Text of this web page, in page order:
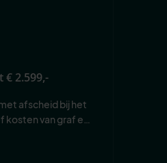
€ 2.599,-
afscheid bij het
kosten van graf en